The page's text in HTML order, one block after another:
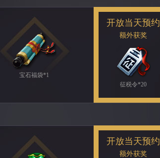
宝石福袋*1
开放当天预约
额外获奖
征税令*20
开放当天预约
额外获奖